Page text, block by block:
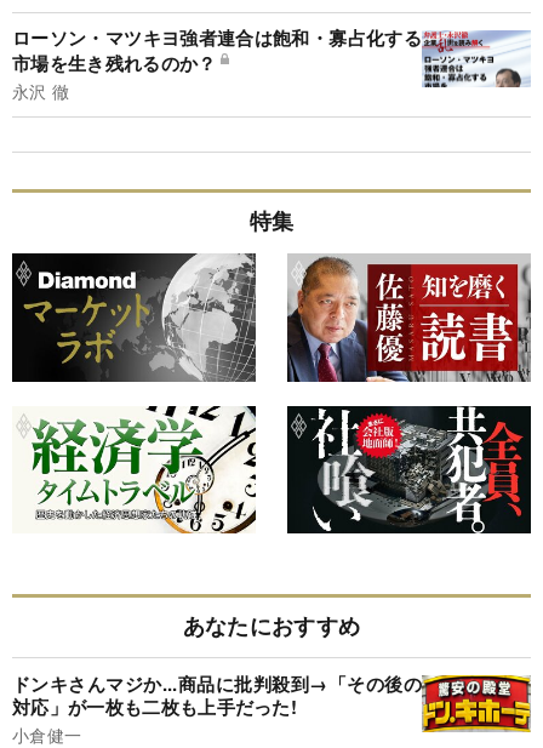
ローソン・マツキヨ強者連合は飽和・寡占化する
市場を生き残れるのか？
永沢 徹
特集
あなたにおすすめ
ドンキさんマジか...商品に批判殺到→「その後の
対応」が一枚も二枚も上手だった!
小倉健一